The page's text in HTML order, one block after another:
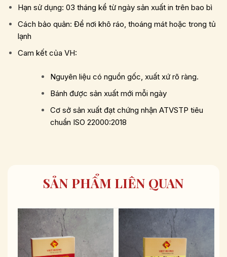
Hạn sử dụng: 03 tháng kể từ ngày sản xuất in trên bao bì
Cách bảo quản: Để nơi khô ráo, thoáng mát hoặc trong tủ
lạnh
Cam kết của VH:
Nguyên liệu có nguồn gốc, xuất xứ rõ ràng.
Bánh được sản xuất mới mỗi ngày
Cơ sở sản xuất đạt chứng nhận ATVSTP tiêu
chuẩn ISO 22000:2018
SẢN PHẨM LIÊN QUAN